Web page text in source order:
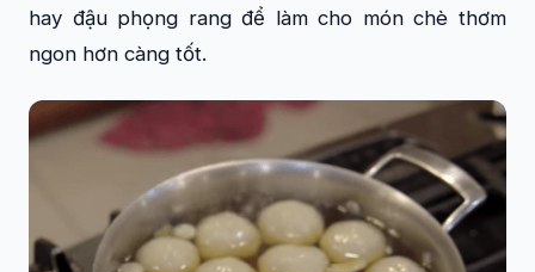
hay đậu phọng rang để làm cho món chè thơm
ngon hơn càng tốt.